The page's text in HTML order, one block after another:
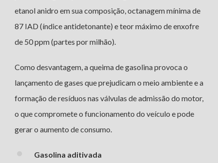
etanol anidro em sua composição, octanagem mínima de
87 IAD (índice antidetonante) e teor máximo de enxofre
de 50 ppm (partes por milhão).
Como desvantagem, a queima de gasolina provoca o
lançamento de gases que prejudicam o meio ambiente e a
formação de resíduos nas válvulas de admissão do motor,
o que compromete o funcionamento do veículo e pode
gerar o aumento de consumo.
Gasolina aditivada